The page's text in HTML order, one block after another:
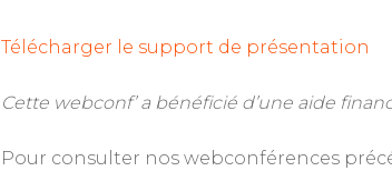
Télécharger le support de présentation
Cette webconf’ a bénéficié d’une aide
Pour consulter nos webconférences